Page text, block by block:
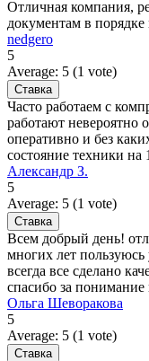
Отличная компания,
документам в
nedgero
5
Average: 5 (1 vote)
Часто работаем с
работают невероятно
оперативно и без
состояние техники на
Александр З.
5
Average: 5 (1 vote)
Всем добрый день!
многих лет
всегда все сделано
спасибо за понимание
Ольга Шеворакова
5
Average: 5 (1 vote)